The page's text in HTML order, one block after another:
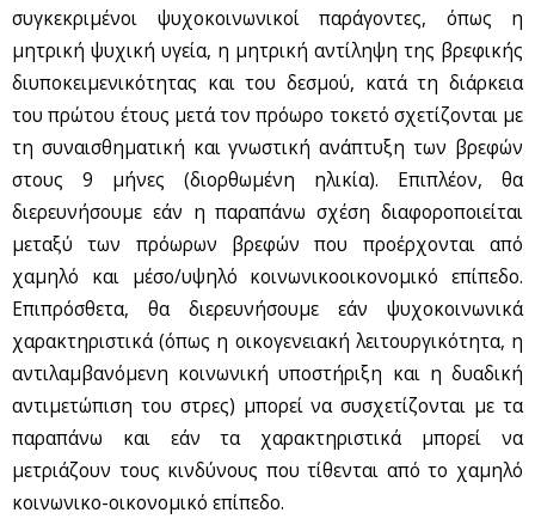
συγκεκριμένοι ψυχοκοινωνικοί παράγοντες, όπως η
μητρική ψυχική υγεία, η μητρική αντίληψη της βρεφικής
διυποκειμενικότητας και του δεσμού, κατά τη διάρκεια
του πρώτου έτους μετά τον πρόωρο τοκετό σχετίζονται με
τη συναισθηματική και γνωστική ανάπτυξη των βρεφών
στους 9 μήνες (διορθωμένη ηλικία). Eπιπλέον, θα
διερευνήσουμε εάν η παραπάνω σχέση διαφοροποιείται
μεταξύ των πρόωρων βρεφών που προέρχονται από
χαμηλό και μέσο/υψηλό κοινωνικοοικονομικό επίπεδο.
Επιπρόσθετα, θα διερευνήσουμε εάν ψυχοκοινωνικά
χαρακτηριστικά (όπως η οικογενειακή λειτουργικότητα, η
αντιλαμβανόμενη κοινωνική υποστήριξη και η δυαδική
αντιμετώπιση του στρες) μπορεί να συσχετίζονται με τα
παραπάνω και εάν τα χαρακτηριστικά μπορεί να
μετριάζουν τους κινδύνους που τίθενται από το χαμηλό
κοινωνικο-οικονομικό επίπεδο.